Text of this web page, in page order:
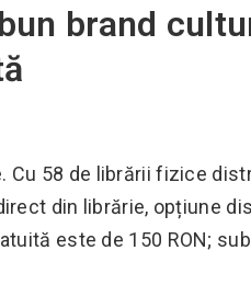
brand
Cu 58 de librării fizice
din librărie, opțiune
este de 150 RON;